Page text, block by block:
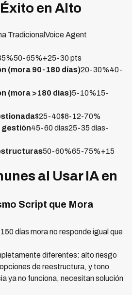
en Alto
TradicionalVoice Agent
65%+25-30 pts
(mora 90-180 días)20-30%40-
(mora >180 días)5-10%15-
$25-40$8-12-70%
gestión45-60 días25-35 días-
50-60%65-75%+15
al Usar IA en
Script que Mora
días mora no responde igual que
diferentes: alto riesgo
de reestructura, y tono
ya no funciona, necesitan solución